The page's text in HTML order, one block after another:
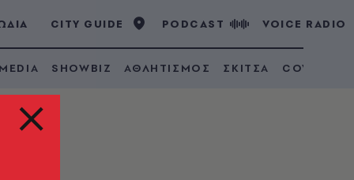
CITY GUIDE PODCAST VOICE RADIO
SHOWBIZ ΑΘΛΗΤΙΣΜΟΣ ΣΚΙΤΣΑ COVID 19